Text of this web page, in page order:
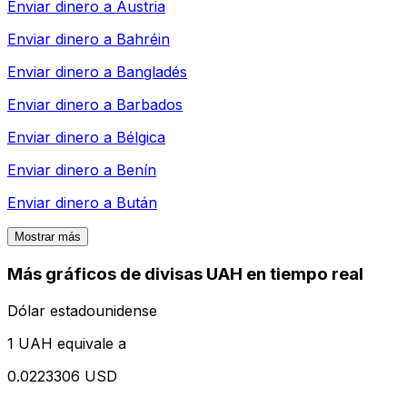
Enviar dinero a Austria
Enviar dinero a Bahréin
Enviar dinero a Bangladés
Enviar dinero a Barbados
Enviar dinero a Bélgica
Enviar dinero a Benín
Enviar dinero a Bután
Mostrar más
Más gráficos de divisas UAH en tiempo real
Dólar estadounidense
1 UAH equivale a
0.0223306 USD